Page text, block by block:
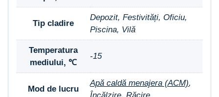
Tip cladire
Depozit, Festivități, Oficiu,
Piscina, Vilă
Temperatura
mediului, ℃
-15
Mod de lucru
Apă caldă menajera (ACM),